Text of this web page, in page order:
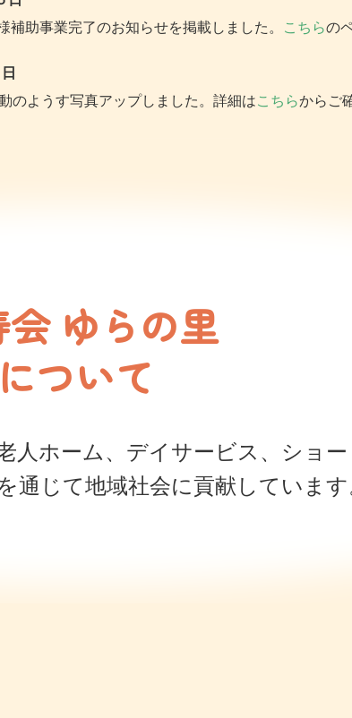
補助事業完了のお知らせを掲載しました。
こちらの
日
のようす写真アップしました。 詳細はこちらからご
ゆらの里
について
人ホーム、デイサービス、ショ
通じて地域社会に貢献しています